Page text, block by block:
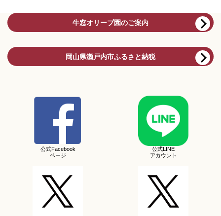
牛窓オリーブ園のご案内
岡山県瀬戸内市ふるさと納税
公式Facebook
ページ
公式LINE
アカウント